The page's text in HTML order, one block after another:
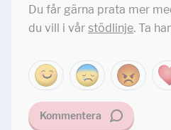
Du får gärna prata mer
du vill i vår stödlinje. Ta
Kommentera